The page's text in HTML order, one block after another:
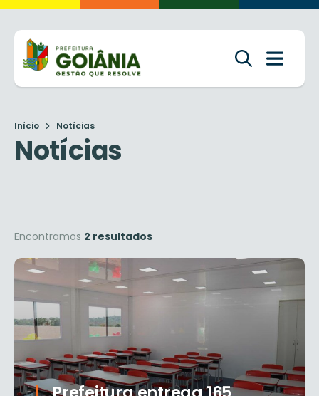
Início Notícias
Notícias
Encontramos 2 resultados